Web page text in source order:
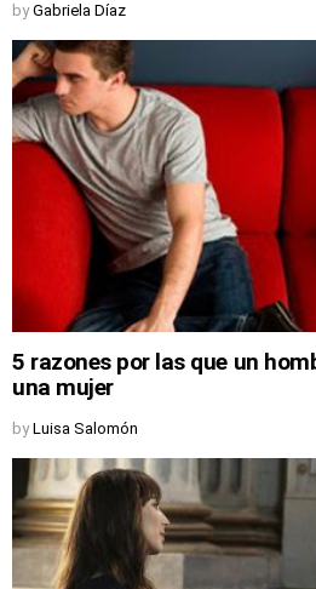
by Gabriela Díaz
5 razones por las que un
una mujer
by Luisa Salomón